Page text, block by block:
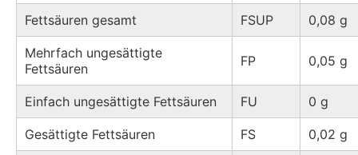
Fettsäuren gesamt FSUP 0,08 g
Mehrfach ungesättigte
Fettsäuren
FP 0,05 g
Einfach ungesättigte Fettsäuren FU 0 g
Gesättigte Fettsäuren FS 0,02 g